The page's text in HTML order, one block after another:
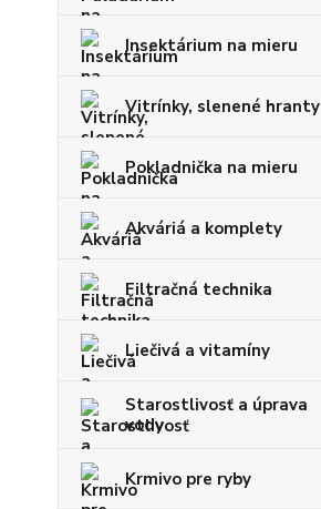
Insektárium na mieru
Vitrínky, slenené hranty
Pokladnička na mieru
Akváriá a komplety
Filtračná technika
Liečivá a vitamíny
Starostlivosť a úprava
vody
Krmivo pre ryby